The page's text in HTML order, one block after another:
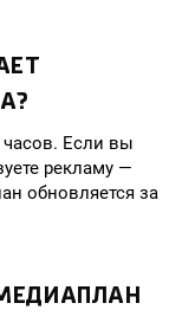
Если вы
рекламу —
обновляется за